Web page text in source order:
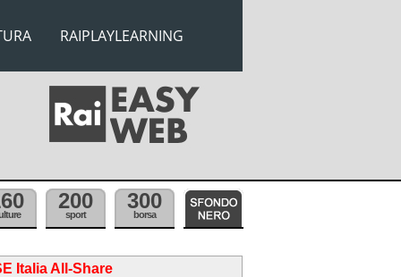
RAIPLAYLEARNING
200
sport
300
borsa
Italia All-Share